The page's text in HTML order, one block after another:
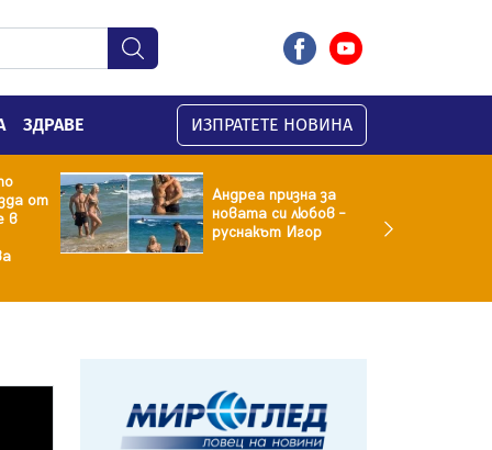
ЗДРАВЕ ИЗПРАТЕТЕ НОВИНА
от
в
Андреа призна за
новата си любов –
руснакът Игор